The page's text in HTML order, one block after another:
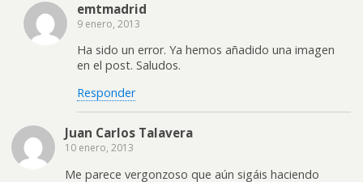
emtmadrid
9 enero, 2013
Ha sido un error. Ya hemos añadido una imagen
en el post. Saludos.
Responder
Juan Carlos Talavera
10 enero, 2013
Me parece vergonzoso que aún sigáis haciendo